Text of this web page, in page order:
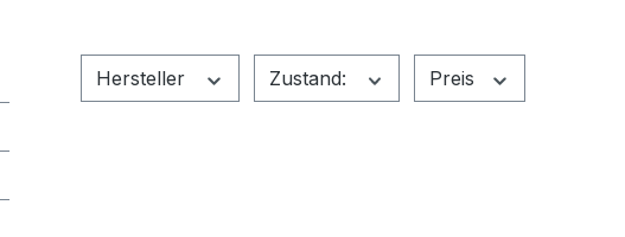
Hersteller Zustand: Preis